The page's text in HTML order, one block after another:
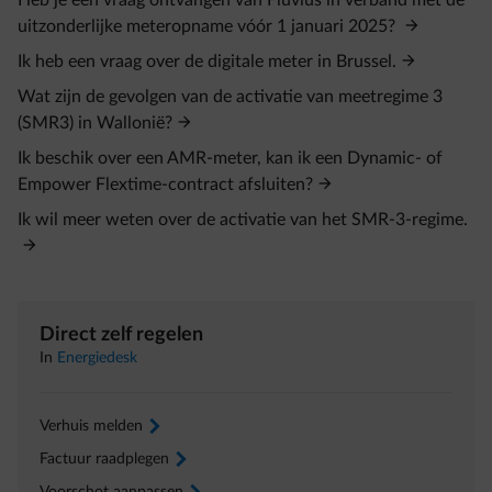
uitzonderlijke meteropname vóór 1 januari 2025?
Ik heb een vraag over de digitale meter in Brussel.
Wat zijn de gevolgen van de activatie van meetregime 3
(SMR3) in Wallonië?
Ik beschik over een AMR-meter, kan ik een Dynamic- of
Empower Flextime-contract afsluiten?
Ik wil meer weten over de activatie van het SMR-3-regime.
Direct zelf regelen
In Energiedesk
Verhuis melden arrow-right
Factuur raadplegen arrow-right